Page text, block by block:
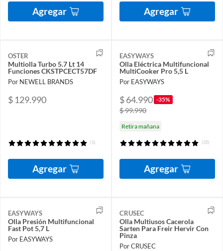
Agregar Agregar
OSTER
Multiolla Turbo 5.7 Lt 14
Funciones CKSTPCECT57DF
Por NEWELL BRANDS
$ 129.990
(1)
Agregar
EASYWAYS
Olla Eléctrica Multifuncional
MultiCooker Pro 5,5 L
Por EASYWAYS
$ 64.990 -35%
$ 99.990
Retira mañana
(35)
Agregar
EASYWAYS
Olla Presión Multifuncional
Fast Pot 5,7 L
Por EASYWAYS
CRUSEC
Olla Multiusos Cacerola
Sarten Para Freir Hervir Con
Pinza
Por CRUSEC